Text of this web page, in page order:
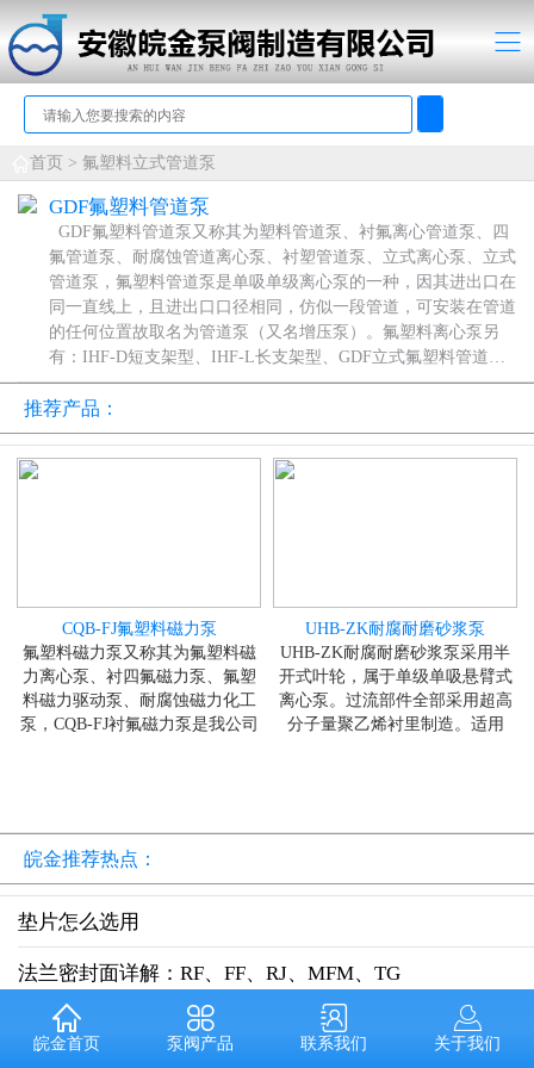
皖金首页 泵阀产品 联系我们 关于我们
首页 > 氟塑料立式管道泵
GDF氟塑料管道泵
GDF氟塑料管道泵又称其为塑料管道泵、衬氟离心管道泵、四
氟管道泵、耐腐蚀管道离心泵、衬塑管道泵、立式离心泵、立式
管道泵，氟塑料管道泵是单吸单级离心泵的一种，因其进出口在
同一直线上，且进出口口径相同，仿似一段管道，可安装在管道
的任何位置故取名为管道泵（又名增压泵）。氟塑料离心泵另
有：IHF-D短支架型、IHF-L长支架型、GDF立式氟塑料管道离
心泵、FSB-D短支架型、FSB-L氟塑料离心泵。
推荐产品：
CQB-FJ氟塑料磁力泵
氟塑料磁力泵又称其为氟塑料磁
力离心泵、衬四氟磁力泵、氟塑
料磁力驱动泵、耐腐蚀磁力化工
泵，CQB-FJ衬氟磁力泵是我公司
UHB-ZK耐腐耐磨砂浆泵
UHB-ZK耐腐耐磨砂浆泵采用半
开式叶轮，属于单级单吸悬臂式
离心泵。过流部件全部采用超高
分子量聚乙烯衬里制造。适用
皖金推荐热点：
垫片怎么选用
法兰密封面详解：RF、FF、RJ、MFM、TG
离心泵的安装